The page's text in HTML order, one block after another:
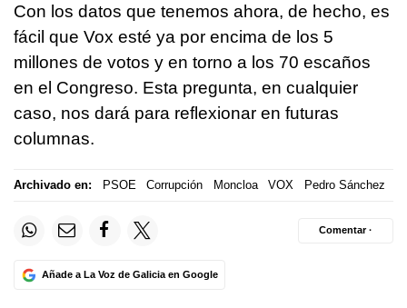
Con los datos que tenemos ahora, de hecho, es
fácil que Vox esté ya por encima de los 5
millones de votos y en torno a los 70 escaños
en el Congreso. Esta pregunta, en cualquier
caso, nos dará para reflexionar en futuras
columnas.
Archivado en: PSOE Corrupción Moncloa VOX Pedro Sánchez
Añade a La Voz de Galicia en Google
Comentar ·